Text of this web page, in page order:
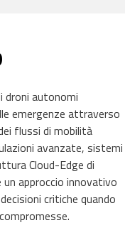
droni autonomi
emergenze attraverso
flussi di mobilità
avanzate, sistemi
Cloud-Edge di
approccio innovativo
critiche quando